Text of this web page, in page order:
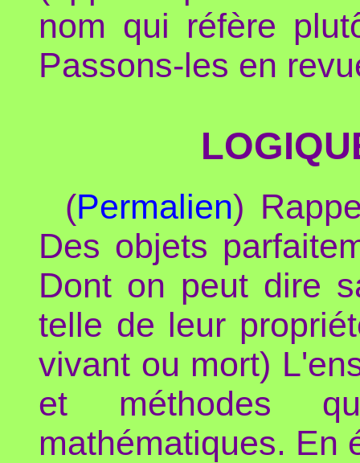
nom qui réfère
Passons-les en
(Permalien)
Des objets
Dont on peut dire
telle de leur
vivant ou mort)
et méthodes
mathématiques. En